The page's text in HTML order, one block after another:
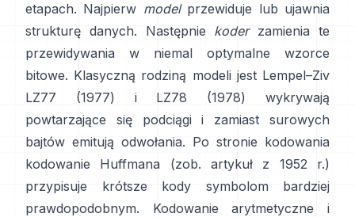
etapach. Najpierw modelprzewiduje lub ujawnia
strukturę danych. Następnie koderzamienia te
przewidywania w niemal optymalne wzorce
bitowe. Klasyczną rodziną modeli jest Lempel–Ziv
LZ77 (1977)
i LZ78 (1978) wykrywają
powtarzające się podciągi i zamiast surowych
bajtów emitują odwołania. Po stronie kodowania
kodowanie Huffmana
(zob. artykuł z 1952 r.)
przypisuje krótsze kody symbolom bardziej
prawdopodobnym.
Kodowanie arytmetyczne
i